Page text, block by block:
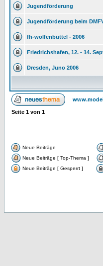
Jugendförderung
Jugendförderung beim
fh-wolfenbüttel - 2006
Friedrichshafen, 12. - 14.
Dresden, Juno 2006
Seite 1 von 1
Neue Beiträge
Neue Beiträge [ Top-Thema ]
Neue Beiträge [ Gesperrt ]